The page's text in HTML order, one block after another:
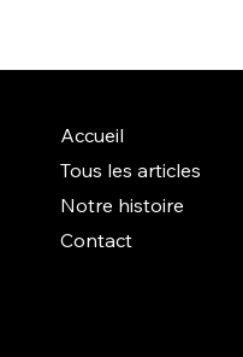
Accueil
Tous les articles
Notre histoire
Contact